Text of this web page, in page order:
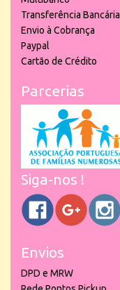
Transferência Bancária
Envio à Cobrança
Paypal
Cartão de Crédito
Parcerias
Siga-nos !
Envios
DPD e MRW